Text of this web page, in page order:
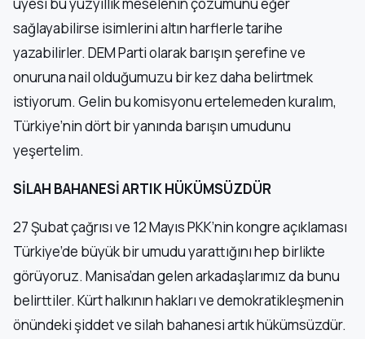
üyesi bu yüzyıllık meselenin çözümünü eğer
sağlayabilirse isimlerini altın harflerle tarihe
yazabilirler. DEM Parti olarak barışın şerefine ve
onuruna nail olduğumuzu bir kez daha belirtmek
istiyorum. Gelin bu komisyonu ertelemeden kuralım,
Türkiye’nin dört bir yanında barışın umudunu
yeşertelim.
SİLAH BAHANESİ ARTIK HÜKÜMSÜZDÜR
27 Şubat çağrısı ve 12 Mayıs PKK’nin kongre açıklaması
Türkiye’de büyük bir umudu yarattığını hep birlikte
görüyoruz. Manisa’dan gelen arkadaşlarımız da bunu
belirttiler. Kürt halkının hakları ve demokratikleşmenin
önündeki şiddet ve silah bahanesi artık hükümsüzdür.